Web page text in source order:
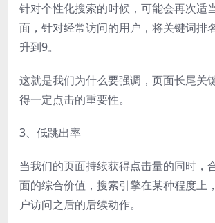
针对个性化搜索的时候，可能会再次适
面，针对经常访问的用户，将关键词排
升到9。
这就是我们为什么要强调，页面长尾关
得一定点击的重要性。
3、低跳出率
当我们的页面持续获得点击量的同时，
面的综合价值，搜索引擎在某种程度上
户访问之后的后续动作。